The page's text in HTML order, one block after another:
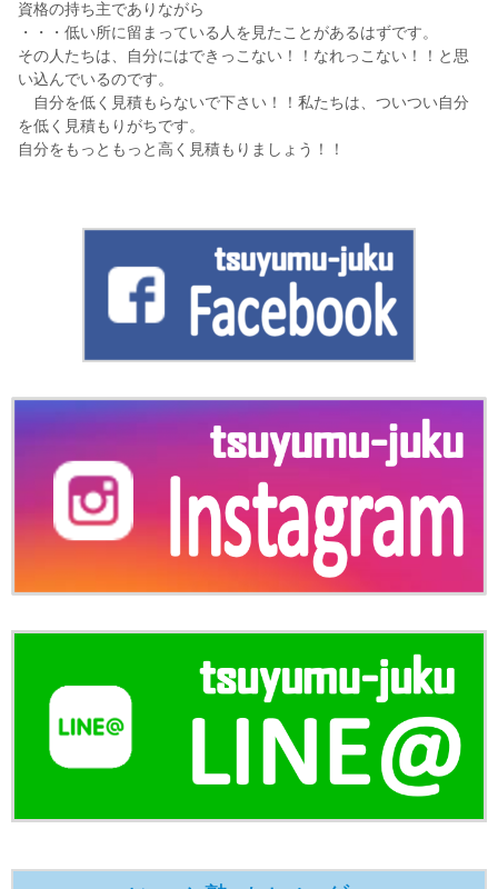
資格の持ち主でありながら
・・・低い所に留まっている人を見たことがあるはずです。
その人たちは、自分にはできっこない！！なれっこない！！と思
い込んでいるのです。
自分を低く見積もらないで下さい！！私たちは、ついつい自分
を低く見積もりがちです。
自分をもっともっと高く見積もりましょう！！